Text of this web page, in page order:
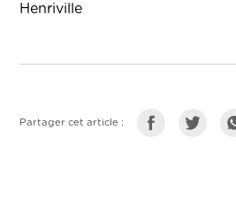
Henriville
Partager cet article :